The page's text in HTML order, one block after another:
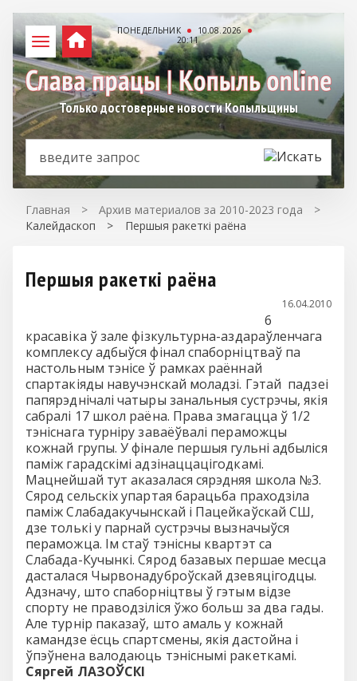
ПОНЕДЕЛЬНИК
10.08.2026
20:11
Только достоверные новости Копыльщины
Главная > Архив материалов за 2010-2023 года
>
Калейдаскоп
> Першыя ракеткі раёна
Першыя ракеткі раёна
16.04.2010
6
красавіка ў зале фізкультурна-аздараўленчага
комплексу адбыўся фінал спаборніцтваў па
настольным тэнісе ў рамках раённай
спартакіяды навучэнскай моладзі. Гэтай падзеі
папярэднічалі чатыры занальныя сустрэчы, якія
сабралі 17 школ раёна. Права змагацца ў 1/2
тэніснага турніру заваёўвалі пераможцы
кожнай групы. У фінале першыя гульні адбыліся
паміж гарадскімі адзінаццацігодкамі.
Мацнейшай тут аказалася сярэдняя школа №3.
Сярод сельскіх упартая барацьба праходзіла
паміж Слабадакучынскай і Пацейкаўскай СШ,
дзе толькі у парнай сустрэчы вызначыўся
пераможца. Ім стаў тэнісны квартэт са
Слабада-Кучынкі. Сярод базавых першае месца
дасталася Чырвонадуброўскай дзевяцігодцы.
Адзначу, што спаборніцтвы ў гэтым відзе
спорту не праводзіліся ўжо больш за два гады.
Але турнір паказаў, што амаль у кожнай
камандзе ёсць спартсмены, якія дастойна і
ўпэўнена валодаюць тэніснымі ракеткамі.
Сяргей ЛАЗОЎСКІ